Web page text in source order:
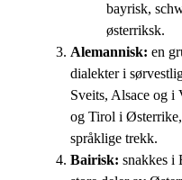
bayrisk,
østerriksk.
Alemannisk: en
dialekter i
Sveits, Alsace og i
og Tirol i
språklige trekk.
Bairisk: snakkes i